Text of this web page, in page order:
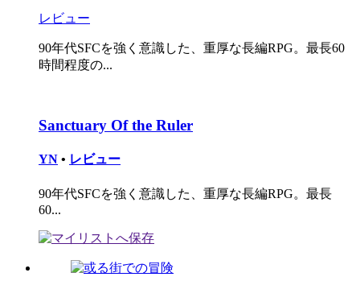
レビュー
90年代SFCを強く意識した、重厚な長編RPG。最長60
時間程度の...
Sanctuary Of the Ruler
YN • レビュー
90年代SFCを強く意識した、重厚な長編RPG。最長
60...